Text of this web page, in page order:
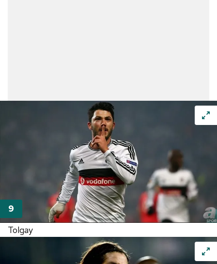
vasıtasıyla belirleyebilirsiniz. Çerezlere ilişkin detaylı bilgi
için Ayarlar butonuna tıklayabilir,
ziyaret edebilirsiniz.
6698 sayılı Kişisel Verilerin Korunması Kanunu uyarınca
hazırlanmış Aydınlatma Metnimizi okumak ve sitemizde
ilgili mevzuata uygun olarak kullanılan çerezlerle ilgili bilgi
almak için lütfentıklayınız.
Tolgay